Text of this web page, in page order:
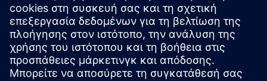
Simulation WLAN
Η προσομοίωση περιλαμβάνει τις φάσεις προετοιμασίας,
τεχνικής εκτέλεσης συμπεριλαμβανομένου του
εξοπλισμού μέτρησης, αξιολόγησης και μετεπεξεργασίας.